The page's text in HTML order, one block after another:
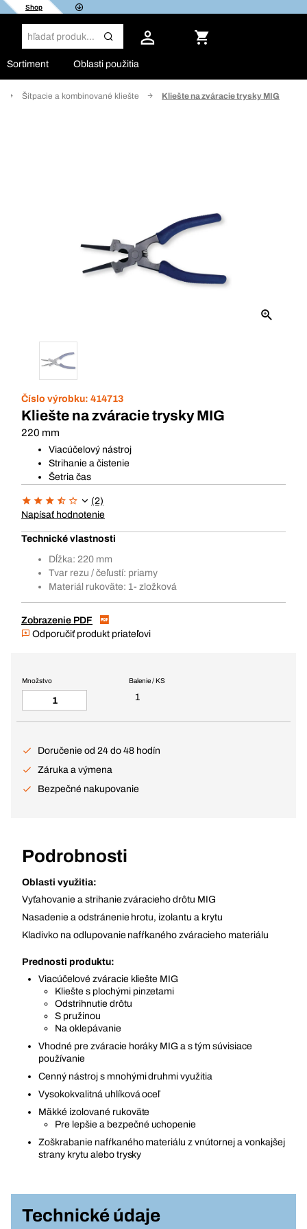
Shop
Sortiment Oblasti použitia
Šítpacie a kombinované kliešte Kliešte na zváracie trysky MIG
Číslo výrobku: 414713
Kliešte na zváracie trysky MIG
220 mm
Viacúčelový nástroj
Strihanie a čistenie
Šetria čas
(2)
Napísať hodnotenie
Technické vlastnosti
Dĺžka: 220 mm
Tvar rezu / čeľustí: priamy
Materiál rukoväte: 1- zložková
Zobrazenie PDF
Odporučiť produkt priateľovi
Balenie / KS
1
Množstvo
Doručenie od 24 do 48 hodín
Záruka a výmena
Bezpečné nakupovanie
Podrobnosti
Oblasti využitia:
Vyťahovanie a strihanie zváracieho drôtu MIG
Nasadenie a odstránenie hrotu, izolantu a krytu
Kladivko na odlupovanie nafŕkaného zváracieho materiálu
Prednosti produktu:
Viacúčelové zváracie kliešte MIG
Kliešte s plochými pinzetami
Odstrihnutie drôtu
S pružinou
Na oklepávanie
Vhodné pre zváracie horáky MIG a s tým súvisiace
používanie
Cenný nástroj s mnohými druhmi využitia
Vysokokvalitná uhlíková oceľ
Mäkké izolované rukoväte
Pre lepšie a bezpečné uchopenie
Zoškrabanie nafŕkaného materiálu z vnútornej a vonkajšej
strany krytu alebo trysky
Technické údaje